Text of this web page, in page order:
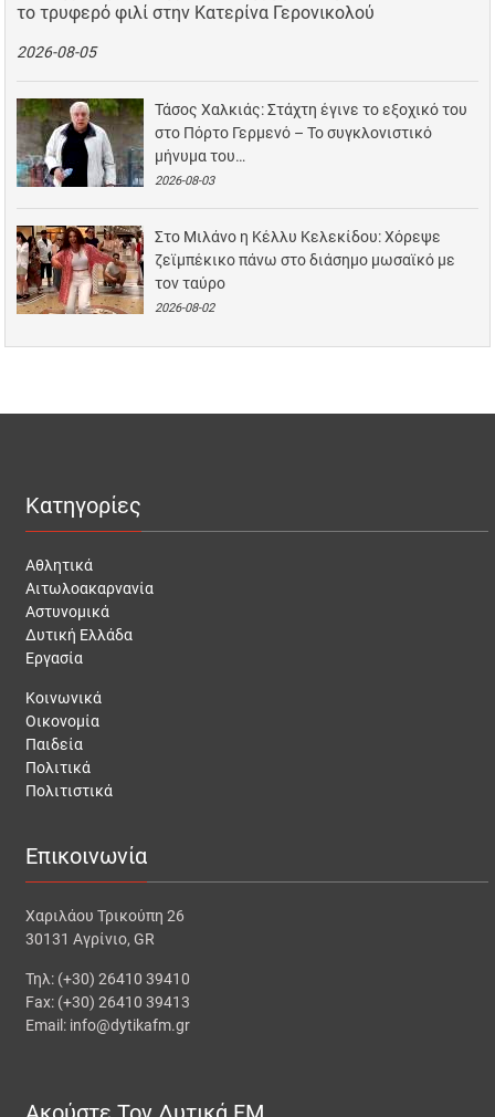
το τρυφερό φιλί στην Κατερίνα Γερονικολού
2026-08-05
Τάσος Χαλκιάς: Στάχτη έγινε το εξοχικό του
στο Πόρτο Γερμενό – Το συγκλονιστικό
μήνυμα του…
2026-08-03
Στο Μιλάνο η Κέλλυ Κελεκίδου: Χόρεψε
ζεϊμπέκικο πάνω στο διάσημο μωσαϊκό με
τον ταύρο
2026-08-02
Κατηγορίες
Αθλητικά
Αιτωλοακαρνανία
Αστυνομικά
Δυτική Ελλάδα
Εργασία
Κοινωνικά
Οικονομία
Παιδεία
Πολιτικά
Πολιτιστικά
Επικοινωνία
Χαριλάου Τρικούπη 26
30131 Αγρίνιο, GR
Τηλ: (+30) 26410 39410
Fax: (+30) 26410 39413
Email: info@dytikafm.gr